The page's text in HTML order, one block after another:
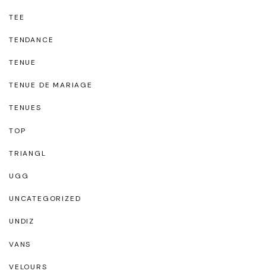
TEE
TENDANCE
TENUE
TENUE DE MARIAGE
TENUES
TOP
TRIANGL
UGG
UNCATEGORIZED
UNDIZ
VANS
VELOURS